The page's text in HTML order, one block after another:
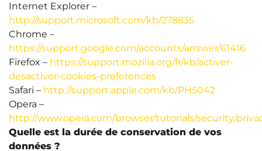
Internet Explorer –
http://support.microsoft.com/kb/278835
Chrome –
https://support.google.com/accounts/answer/61416
Firefox – https://support.mozilla.org/fr/kb/activer-
desactiver-cookies-preferences
Safari – http://support.apple.com/kb/PH5042
Opera –
http://www.opera.com/browser/tutorials/security/
Quelle est la durée de conservation de vos
données ?